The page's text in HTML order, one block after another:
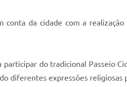
da cidade com a
do tradicional Passeio
diferentes expressões